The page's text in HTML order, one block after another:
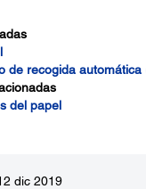
de recogida
del papel
dic 2019